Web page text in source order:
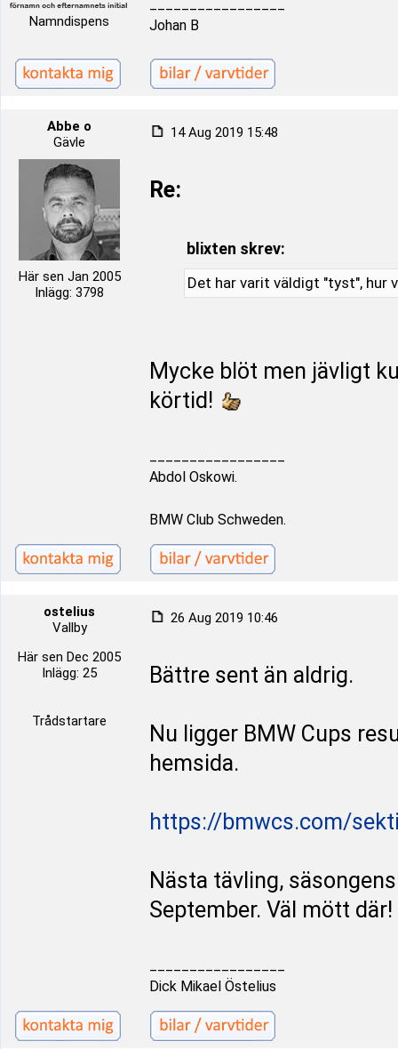
Namndispens
Johan B
Abbe o
Gävle
Här sen Jan 2005
Inlägg: 3798
14 Aug 2019 15:48
Re:
blixten skrev:
Det har varit väldigt "tyst", hur
Mycke blöt men jävligt
körtid!
Abdol Oskowi.
BMW Club Schweden.
ostelius
Vallby
Här sen Dec 2005
Inlägg: 25
Trådstartare
26 Aug 2019 10:46
Bättre sent än aldrig.
Nu ligger BMW Cups
hemsida.
https://bmwcs.com/
Nästa tävling,
September. Väl mött där!
Dick Mikael Östelius